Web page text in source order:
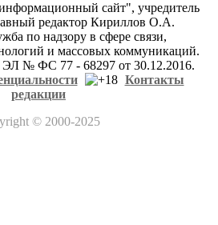
сайт", учредитель
редактор Кириллов О.А.
по надзору в сфере связи,
и массовых коммуникаций.
ЭЛ № ФС 77 - 68297 от 30.12.2016.
Контакты
редакции
© 2000-2025